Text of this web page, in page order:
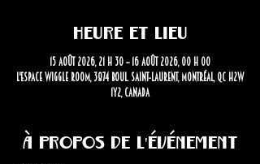
Heure et lieu
15 août 2026, 21 h 30 – 16 août 2026, 00 h 00
L'Espace Wiggle Room, 3874 Boul. Saint-Laurent, Montréal, QC H2W
1Y2, Canada
À propos de l'événement